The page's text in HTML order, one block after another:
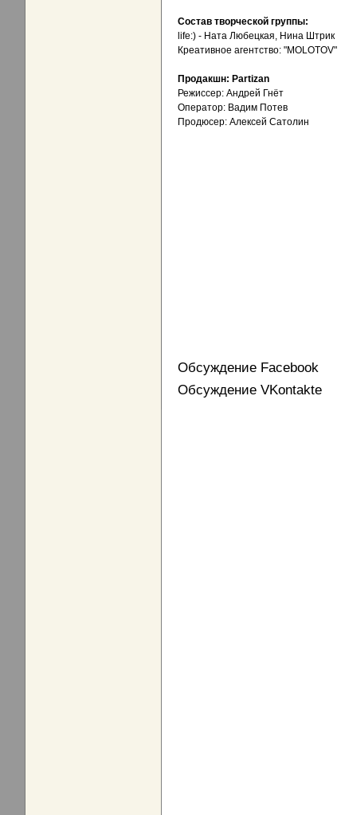
Состав творческой группы:
life:) - Ната Любецкая, Нина Штрик
Креативное агентство: "MOLOTOV"
Продакшн: Partizan
Режиссер: Андрей Гнёт
Оператор: Вадим Потев
Продюсер: Алексей Сатолин
Обсуждение Facebook
Обсуждение VKontakte